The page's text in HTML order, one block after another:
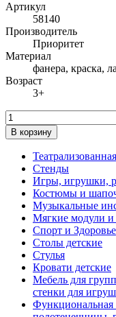
Артикул
58140
Производитель
Приоритет
Материал
фанера, краска,
Возраст
3+
В корзину
Стенды
Игры, игрушки,
Костюмы и
Музыкальные
Мягкие модули
Спорт и Здоровье
Столы детские
Стулья
Кровати детские
Мебель для
стенки для